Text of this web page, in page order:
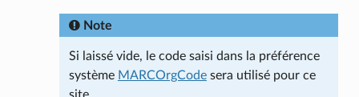
Note
Si laissé vide, le code saisi dans la préférence
système MARCOrgCodesera utilisé pour ce